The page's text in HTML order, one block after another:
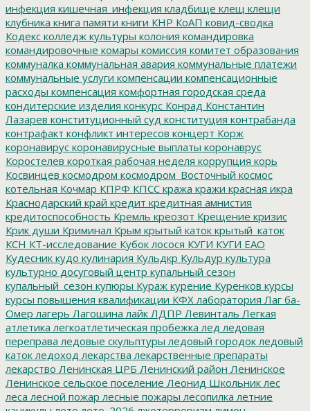
инфекция кишечная_инфекция кладбище клещ клещи
клубника книга памяти книги КНР КоАП ковид-сводка
Кодекс колледж культуры колония командировка
командировочные комары комиссия комитет образования
коммуналка коммунальная авария коммунальные платежи
коммунальные услуги компенсации компенсационные
расходы компенсация комфортная городская среда
кондитерские изделия конкурс Конрад Константин
Лазарев конституционный суд конституция контрабанда
контрафакт конфликт интересов концерт Корж
коронавирус коронавирусные выплаты коронаврус
Коростелев короткая рабочая неделя коррупция корь
Косвинцев космодром космодром_Восточный космос
котельная Кочмар КПРФ КПСС кража кражи красная икра
Краснодарский край кредит кредитная амнистия
кредитоспособность Кремль креозот Крещение кризис
Крик души Криминал Крым крытый каток крытый_каток
КСН КТ-исследование Кубок лосося КУГИ КУГИ ЕАО
Кудесник кудо кулинария Кульдкр Кульдур культура
культурно досуговый центр купальный сезон
купальный_сезон купюры Кураж курение Куренков курсы
курсы повышения квалификации КФХ лаборатория Лаг ба-
Омер лагерь Лагошина лайк ЛДПР Левинталь Легкая
атлетика легкоатлетическая пробежка лед ледовая
переправа ледовые скульптуры ледовый городок ледовый
каток ледоход лекарства лекарственные препараты
лекарство Ленинская ЦРБ Ленинский район Ленинское
Ленинское сельское поселение Леонид Школьник лес
леса лесной пожар лесные пожары лесопилка летние